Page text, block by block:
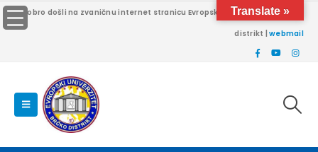
Dobro došli na zvaničnu internet stranicu Evropskog univerziteta Brčko
distrikt |webmail
Translate »